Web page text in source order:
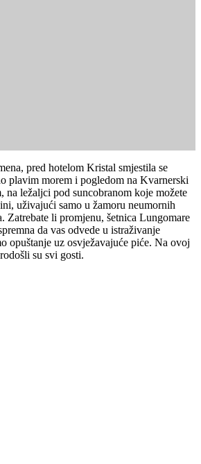
pred hotelom Kristal smjestila se
plavim morem i pogledom na Kvarnerski
na ležaljci pod suncobranom koje možete
uživajući samo u žamoru neumornih
Zatrebate li promjenu, šetnica Lungomare
da vas odvede u istraživanje
opuštanje uz osvježavajuće piće. Na ovoj
su svi gosti.